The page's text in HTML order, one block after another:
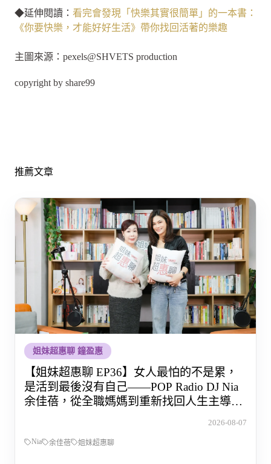
◆延伸閱讀： 看完會發現「快樂其實很簡單」的一本書：
《你要快樂，才能好好生活》帶你找回活著的樂趣
主圖來源：pexels@SHVETS production
copyright by share99
推薦文章
姐妹超惠聊 鐘盈惠
【姐妹超惠聊 EP36】女人最怕的不是累，
是活到最後沒有自己——POP Radio DJ Nia
余佳蓓，從全職媽媽到重新找回人生主導權
2026-08-07
Nia 余佳蓓 姐妹超惠聊